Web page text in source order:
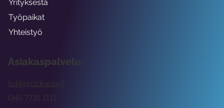
Asiakaspalvelu
tuki@rockway.fi
045 7731 1111
Yrityksestä
Työpaikat
Yhteistyö